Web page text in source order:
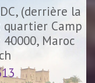
(derrière la
quartier Camp
Maroc